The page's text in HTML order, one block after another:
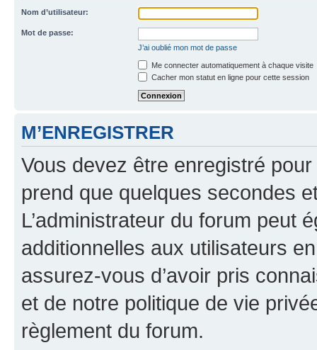
Nom d’utilisateur:
Mot de passe:
J’ai oublié mon mot de passe
Me connecter automatiquement à chaque visite
Cacher mon statut en ligne pour cette session
M’ENREGISTRER
Vous devez être enregistré
prend que quelques secondes
L’administrateur du forum peut
additionnelles aux utilisateurs
assurez-vous d’avoir pris
et de notre politique de vie
règlement du forum.